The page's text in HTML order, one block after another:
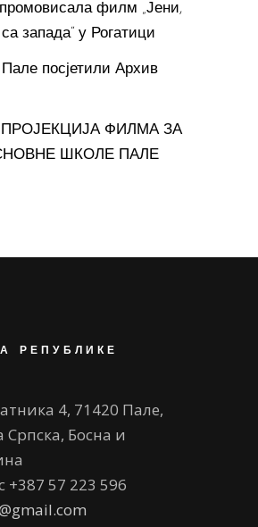
филм „Јени,
запада“ у Рогатици
посјетили Архив
ФИЛМА ЗА
ШКОЛЕ ПАЛЕ
РЕПУБЛИКЕ
4, 71420 Пале,
Српска, Босна и
+387 57 223 596